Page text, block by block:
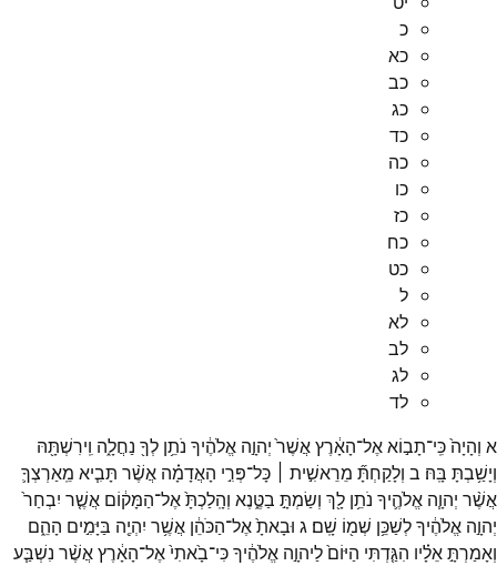
כ
כא
כב
כג
כד
כה
כו
כז
כח
כט
ל
לא
לב
לג
לד
א וְהָיָה֙כִּֽי־תָב֣וֹאאֶל־הָאָ֔רֶץאֲשֶׁר֙ יְהוָ֣ה אֱלֹהֶ֔יךָ נֹתֵ֥ן לְךָ֖ נַחֲלָ֑ה וִֽירִשְׁתָּ֖הּ
וְיָשַׁ֥בְתָּ בָּֽהּ׃ ב וְלָקַחְתָּ֞ מֵרֵאשִׁ֣ית ׀ כָּל־פְּרִ֣י הָאֲדָמָ֗ה אֲשֶׁ֨ר תָּבִ֧יא מֵֽאַרְצְךָ֛
אֲשֶׁ֨ר יְהוָ֧ה אֱלֹהֶ֛יךָ נֹתֵ֥ן לָ֖ךְ וְשַׂמְתָּ֣ בַטֶּ֑נֶא וְהָֽלַכְתָּ֙אֶל־הַמָּק֔וֹם אֲשֶׁ֤ר יִבְחַר֙
יְהוָ֣ה אֱלֹהֶ֔יךָלְשַׁכֵּ֥ן שְׁמ֖וֹ שָֽׁם׃ ג וּבָאתָ֙אֶל־הַכֹּהֵ֔ן אֲשֶׁ֥ר יִהְיֶ֖ה בַּיָּמִ֣ים הָהֵ֑ם
וְאָמַרְתָּ֣אֵלָ֗יו הִגַּ֤דְתִּי הַיּוֹם֙לַיהוָ֣ה אֱלֹהֶ֔יךָכִּי־בָ֙אתִי֙אֶל־הָאָ֔רֶץאֲשֶׁ֨ר נִשְׁבַּ֧ע